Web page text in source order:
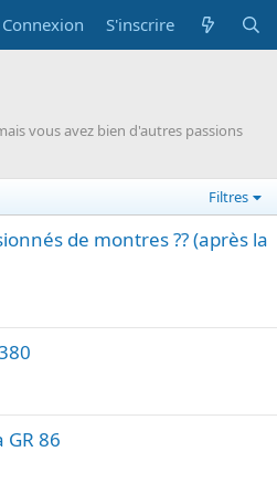
Connexion S'inscrire
vous avez bien d'autres passions
Filtres
de montres ?? (après la
86